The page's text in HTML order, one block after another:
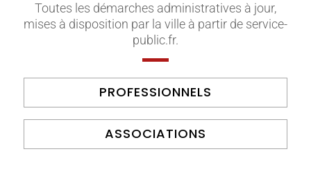
Toutes les démarches administratives à jour,
mises à disposition par la ville à partir de service-
public.fr.
PROFESSIONNELS
ASSOCIATIONS